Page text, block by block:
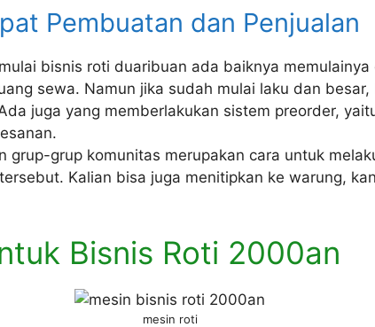
Pembuatan dan Penjualan
bisnis roti duaribuan ada baiknya memulainya
sewa. Namun jika sudah mulai laku dan
juga yang memberlakukan sistem preorder,
grup-grup komunitas merupakan cara untuk
Kalian bisa juga menitipkan ke warung,
Bisnis Roti 2000an
mesin roti